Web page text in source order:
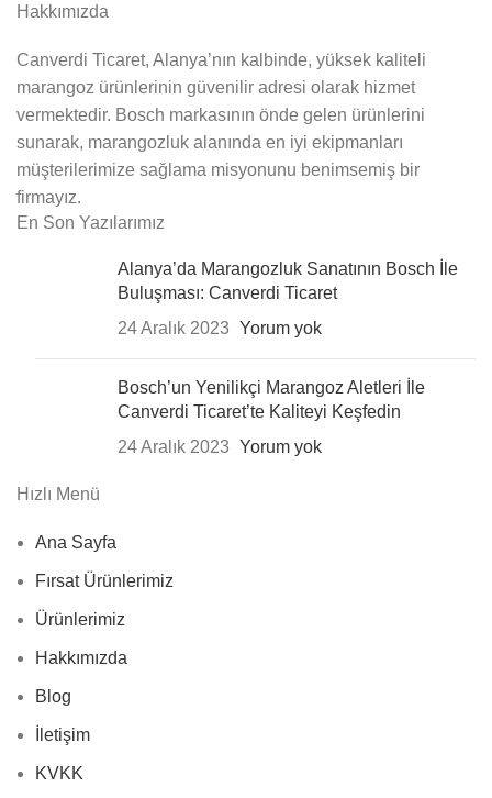
Hakkımızda
Canverdi Ticaret, Alanya’nın kalbinde, yüksek kaliteli
marangoz ürünlerinin güvenilir adresi olarak hizmet
vermektedir. Bosch markasının önde gelen ürünlerini
sunarak, marangozluk alanında en iyi ekipmanları
müşterilerimize sağlama misyonunu benimsemiş bir
firmayız.
En Son Yazılarımız
Alanya’da Marangozluk Sanatının Bosch İle
Buluşması: Canverdi Ticaret
24 Aralık 2023 Yorum yok
Bosch’un Yenilikçi Marangoz Aletleri İle
Canverdi Ticaret’te Kaliteyi Keşfedin
24 Aralık 2023 Yorum yok
Hızlı Menü
Ana Sayfa
Fırsat Ürünlerimiz
Ürünlerimiz
Hakkımızda
Blog
İletişim
KVKK